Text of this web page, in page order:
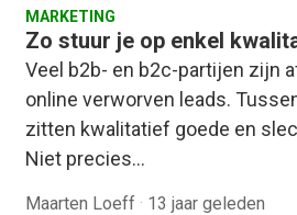
MARKETING
Zo stuur je op enkel
Veel b2b- en b2c-partijen zijn
online verworven leads.
zitten kwalitatief goede en
Niet precies…
Maarten Loeff · 13 jaar geleden